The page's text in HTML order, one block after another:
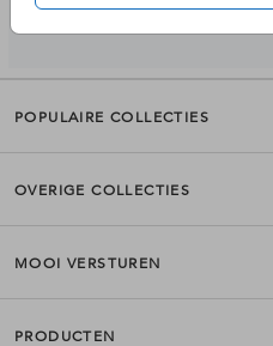
POPULAIRE COLLECTIES
OVERIGE COLLECTIES
MOOI VERSTUREN
PRODUCTEN